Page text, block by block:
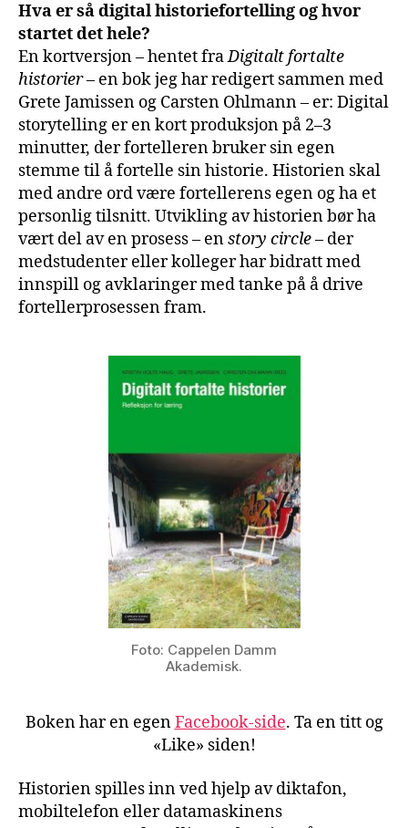
Hva er så digital historiefortelling og hvor
startet det hele?
En kortversjon – hentet fraDigitalt fortalte
historier– en bok jeg har redigert sammen med
Grete Jamissen og Carsten Ohlmann – er: Digital
storytelling er en kort produksjon på 2–3
minutter, der fortelleren bruker sin egen
stemme til å fortelle sin historie. Historien skal
med andre ord være fortellerens egen og ha et
personlig tilsnitt. Utvikling av historien bør ha
vært del av en prosess – enstory circle– der
medstudenter eller kolleger har bidratt med
innspill og avklaringer med tanke på å drive
fortellerprosessen fram.
Foto: Cappelen Damm
Akademisk.
Boken har en egenFacebook-side. Ta en titt og
«Like» siden!
Historien spilles inn ved hjelp av diktafon,
mobiltelefon eller datamaskinens